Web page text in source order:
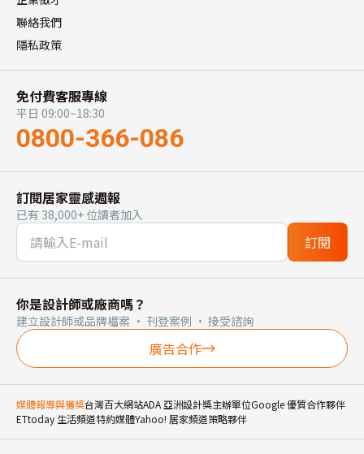
聯絡我們
隱私政策
免付費客服專線
平日 09:00~18:30
0800-366-086
訂閱居家靈感週報
已有 38,000+ 位讀者加入
訂閱
你是設計師或廠商嗎？
建立設計師或品牌檔案 · 刊登案例 · 接受諮詢
廣告合作
媒體報導與獲獎台灣百大網站ADA 亞洲設計獎主辦單位Google 優質合作夥伴
ETtoday 生活頻道特約媒體Yahoo! 居家頻道策略夥伴